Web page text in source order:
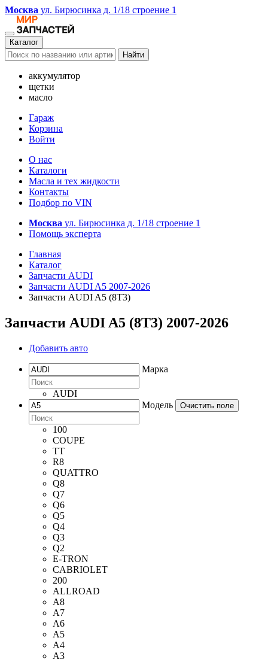
Москва ул. Бирюсинка д. 1/18 строение 1
Каталог
Найти
аккумулятор
щетки
масло
Гараж
Корзина
Войти
О нас
Каталоги
Масла и тех жидкости
Контакты
Подбор по VIN
Москва ул. Бирюсинка д. 1/18 строение 1
Помощь эксперта
Главная
Каталог
Запчасти AUDI
Запчасти AUDI A5 2007-2026
Запчасти AUDI A5 (8T3)
Запчасти AUDI A5 (8T3) 2007-2026
Добавить авто
Марка
AUDI
Модель
Очистить поле
100
COUPE
TT
R8
QUATTRO
Q8
Q7
Q6
Q5
Q4
Q3
Q2
E-TRON
CABRIOLET
200
ALLROAD
A8
A7
A6
A5
A4
A3